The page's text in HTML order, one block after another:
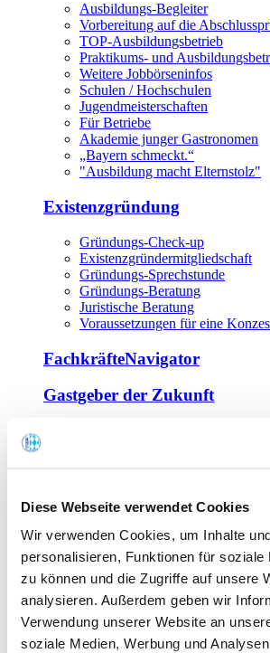
Diese Webseite verwendet Cookies
Wir verwenden Cookies, um Inhalte
personalisieren, Funktionen für soziale
zu können und die Zugriffe auf unsere
analysieren. Außerdem geben wir
Verwendung unserer Website an
soziale Medien, Werbung und
Ausbildungs-Begleiter
Vorbereitung auf die
TOP-Ausbildungsbetrieb
Praktikums- und
Weitere Jobbörseninfos
Schulen / Hochschulen
Jugendmeisterschaften
Für Betriebe
Akademie junger Gastronomen
„Bayern schmeckt.“
"Ausbildung macht Elternstolz"
Existenzgründung
Gründungs-Check-up
Existenzgründermitgliedschaft
Gründungs-Sprechstunde
Gründungs-Beratung
Juristische Beratung
Voraussetzungen für eine
FachkräfteNavigator
Gastgeber der Zukunft
Offene Seminare
Tagen im Palais
Wirte-und Unternehmerbrief
Lernplattform BOUNTI
Partner
Branchennahe Organisationen